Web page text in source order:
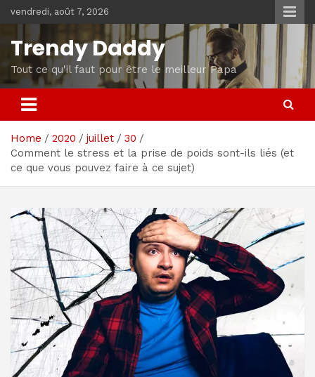
to
content
vendredi, août 7, 2026
Trendy Daddy
Tout ce qu'il faut pour être le meilleur Papa
Home 2020 juillet
30
Comment le stress et la prise de poids sont-ils liés (et
ce que vous pouvez faire à ce sujet)